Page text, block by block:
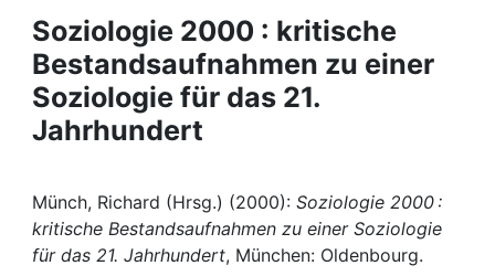
Projects
People
Institutions
Awards
My FIS
Soziologie 2000 : kritische
Bestandsaufnahmen zu einer
Soziologie für das 21.
Jahrhundert
Münch, Richard (Hrsg.) (2000): Soziologie 2000 :
kritische Bestandsaufnahmen zu einer Soziologie
für das 21. Jahrhundert, München: Oldenbourg.